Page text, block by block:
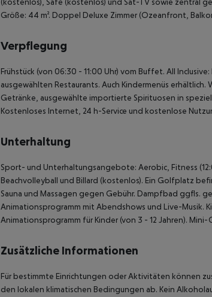
Größe: 44 m². Doppel Deluxe Zimmer (Ozeanfront,
Verpflegung
Frühstück (von 06:30 - 11:00 Uhr) vom Buffet. All
ausgewählten Restaurants. Auch Kindermenüs
Getränke, ausgewählte importierte Spirituosen in
Kostenloses Internet, 24 h-Service und kostenlose
Unterhaltung
Sport- und Unterhaltungsangebote: Aerobic, Fitness
Beachvolleyball und Billard (kostenlos). Ein Golfplatz
Sauna und Massagen gegen Gebühr. Dampfbad ggfls.
Animationsprogramm mit Abendshows und Live-Musik.
Animationsprogramm für Kinder (von 3 - 12 Jahren).
Zusätzliche Informationen
Für bestimmte Einrichtungen oder Aktivitäten können
den lokalen klimatischen Bedingungen ab. Kein